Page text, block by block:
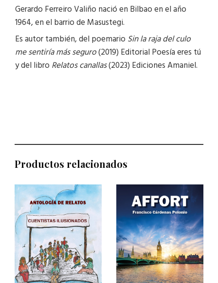
Gerardo Ferreiro Valiño nació en Bilbao en el año
1964, en el barrio de Masustegi.
Es autor también, del poemario Sin la raja del culo
me sentiría más seguro(2019) Editorial Poesía eres tú
y del libro Relatos canallas(2023) Ediciones Amaniel.
Productos relacionados